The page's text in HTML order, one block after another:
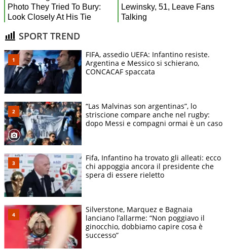
SPORT TREND
FIFA, assedio UEFA: Infantino resiste.
Argentina e Messico si schierano,
CONCACAF spaccata
“Las Malvinas son argentinas”, lo
striscione compare anche nel rugby:
dopo Messi e compagni ormai è un caso
Fifa, Infantino ha trovato gli alleati: ecco
chi appoggia ancora il presidente che
spera di essere rieletto
Silverstone, Marquez e Bagnaia
lanciano l’allarme: “Non poggiavo il
ginocchio, dobbiamo capire cosa è
successo”